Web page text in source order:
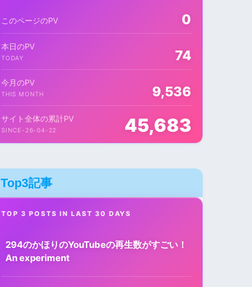
このページのPV 0
本日のPV
TODAY 74
今月のPV
THIS MONTH 9,536
サイト全体の累計PV
SINCE-26-04-22 45,683
Top3記事
TOP 3 POSTS IN LAST 30 DAYS
294のかほりのYouTubeの再生数がすごい！
An experiment